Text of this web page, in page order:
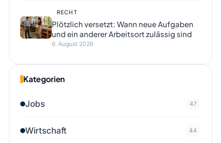
RECHT
Plötzlich versetzt: Wann neue Aufgaben
und ein anderer Arbeitsort zulässig sind
6. August 2026
Kategorien
Jobs 47
Wirtschaft 44